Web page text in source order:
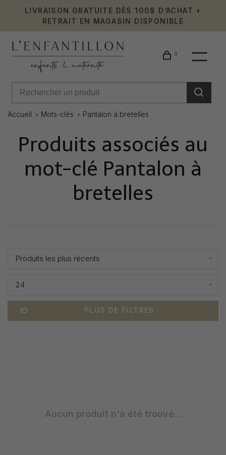
LIVRAISON GRATUITE DÈS 100$ D’ACHAT +
RETRAIT EN MAGASIN DISPONIBLE
0
Accueil Mots-clés Pantalon à bretelles
Produits associés au
mot-clé Pantalon à
bretelles
Produits les plus récents
24
PLUS DE FILTRES
Aucun produit n'a été trouvé...